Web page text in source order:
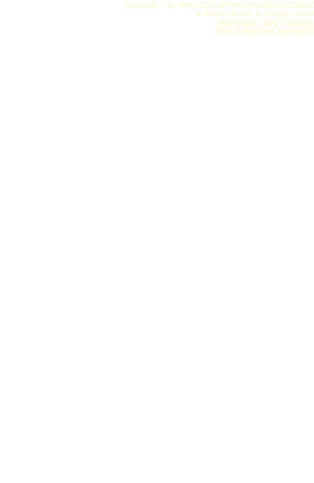
Copyright © by ANKA
So finden Sie uns in Stuttgart:
Impressum| AGB|
Anka Goldankauf Stuttgart